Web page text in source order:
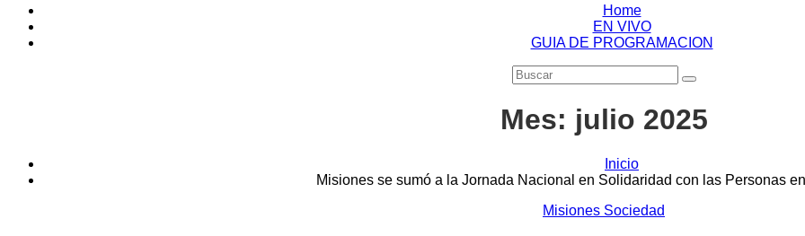
Home
EN VIVO
GUIA DE PROGRAMACION
Mes: julio 2025
Inicio
Misiones se sumó a la Jornada Nacional en Solidaridad con las Personas
Misiones Sociedad